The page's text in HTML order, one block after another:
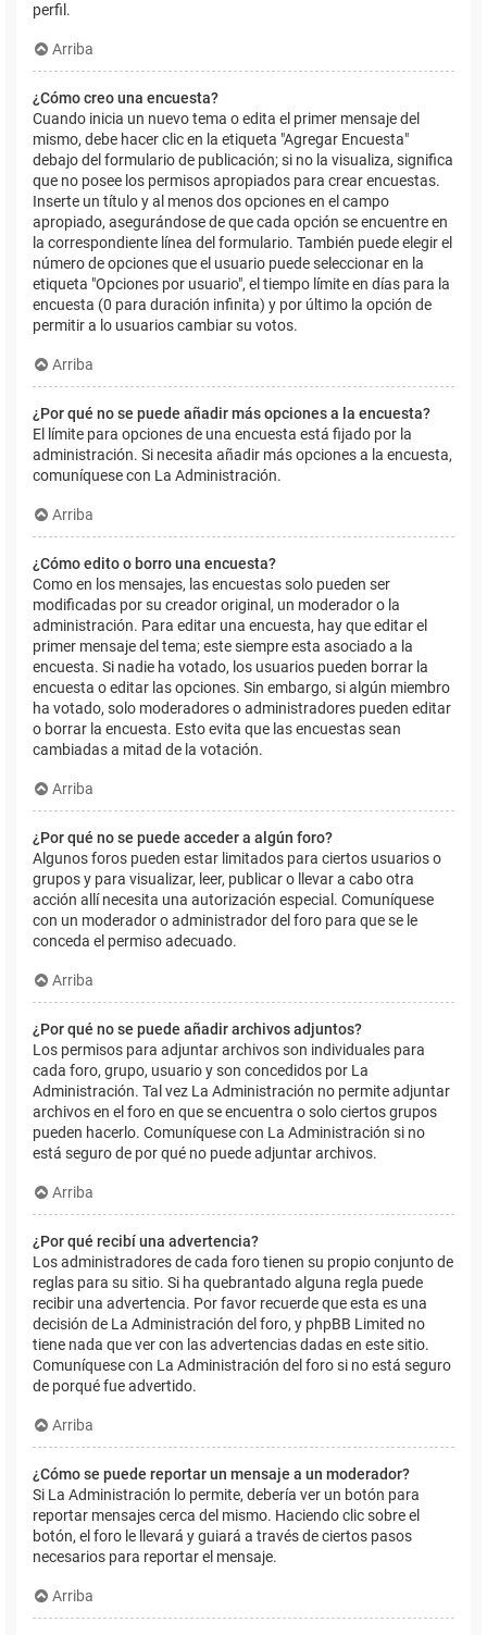
perfil.
Arriba
¿Cómo creo una encuesta?
Cuando inicia un nuevo tema o edita el primer mensaje del
mismo, debe hacer clic en la etiqueta "Agregar Encuesta"
debajo del formulario de publicación; si no la visualiza, significa
que no posee los permisos apropiados para crear encuestas.
Inserte un título y al menos dos opciones en el campo
apropiado, asegurándose de que cada opción se encuentre en
la correspondiente línea del formulario. También puede elegir el
número de opciones que el usuario puede seleccionar en la
etiqueta "Opciones por usuario", el tiempo límite en días para la
encuesta (0 para duración infinita) y por último la opción de
permitir a lo usuarios cambiar su votos.
Arriba
¿Por qué no se puede añadir más opciones a la encuesta?
El límite para opciones de una encuesta está fijado por la
administración. Si necesita añadir más opciones a la encuesta,
comuníquese con La Administración.
Arriba
¿Cómo edito o borro una encuesta?
Como en los mensajes, las encuestas solo pueden ser
modificadas por su creador original, un moderador o la
administración. Para editar una encuesta, hay que editar el
primer mensaje del tema; este siempre esta asociado a la
encuesta. Si nadie ha votado, los usuarios pueden borrar la
encuesta o editar las opciones. Sin embargo, si algún miembro
ha votado, solo moderadores o administradores pueden editar
o borrar la encuesta. Esto evita que las encuestas sean
cambiadas a mitad de la votación.
Arriba
¿Por qué no se puede acceder a algún foro?
Algunos foros pueden estar limitados para ciertos usuarios o
grupos y para visualizar, leer, publicar o llevar a cabo otra
acción allí necesita una autorización especial. Comuníquese
con un moderador o administrador del foro para que se le
conceda el permiso adecuado.
Arriba
¿Por qué no se puede añadir archivos adjuntos?
Los permisos para adjuntar archivos son individuales para
cada foro, grupo, usuario y son concedidos por La
Administración. Tal vez La Administración no permite adjuntar
archivos en el foro en que se encuentra o solo ciertos grupos
pueden hacerlo. Comuníquese con La Administración si no
está seguro de por qué no puede adjuntar archivos.
Arriba
¿Por qué recibí una advertencia?
Los administradores de cada foro tienen su propio conjunto de
reglas para su sitio. Si ha quebrantado alguna regla puede
recibir una advertencia. Por favor recuerde que esta es una
decisión de La Administración del foro, y phpBB Limited no
tiene nada que ver con las advertencias dadas en este sitio.
Comuníquese con La Administración del foro si no está seguro
de porqué fue advertido.
Arriba
¿Cómo se puede reportar un mensaje a un moderador?
Si La Administración lo permite, debería ver un botón para
reportar mensajes cerca del mismo. Haciendo clic sobre el
botón, el foro le llevará y guiará a través de ciertos pasos
necesarios para reportar el mensaje.
Arriba